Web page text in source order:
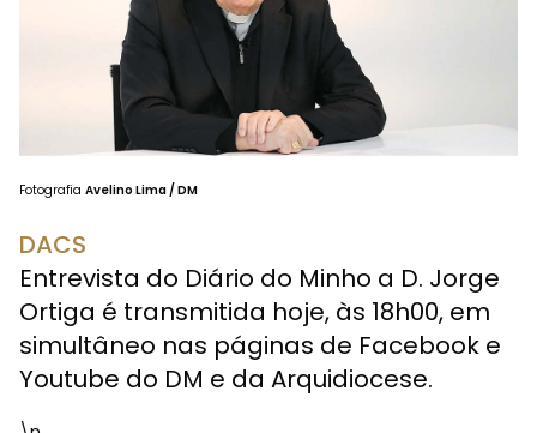
Fotografia Avelino Lima / DM
DACS
Entrevista do Diário do Minho a D. Jorge
Ortiga é transmitida hoje, às 18h00, em
simultâneo nas páginas de Facebook e
Youtube do DM e da Arquidiocese.